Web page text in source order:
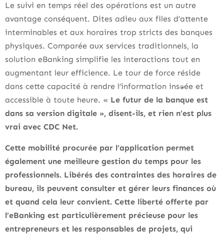
Le suivi en temps réel des opérations est un autre
avantage conséquent. Dites adieu aux files d’attente
interminables et aux horaires trop stricts des banques
physiques. Comparée aux services traditionnels, la
solution eBanking simplifie les interactions tout en
augmentant leur efficience. Le tour de force réside
dans cette capacité à rendre l’information instantanée et
accessible à toute heure. « Le futur de la banque est
dans sa version digitale », disent-ils, et rien n’est plus
vrai avec CDC Net.
Cette mobilité procurée par l’application permet
également une meilleure gestion du temps pour les
professionnels. Libérés des contraintes des horaires de
bureau, ils peuvent consulter et gérer leurs finances où
et quand cela leur convient. Cette liberté offerte par
l’eBanking est particulièrement précieuse pour les
entrepreneurs et les responsables de projets, qui